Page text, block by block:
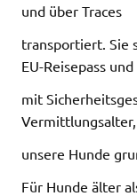
und über Traces
transportiert. Sie
EU-Reisepass
mit
unsere Hunde
Für Hunde älter